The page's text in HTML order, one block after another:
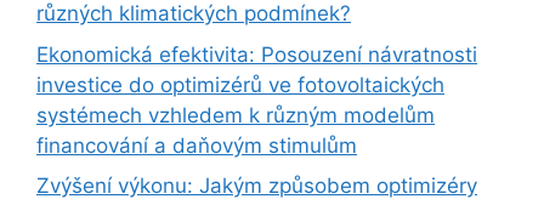
různých klimatických podmínek?
Ekonomická efektivita: Posouzení návratnosti
investice do optimizérů ve fotovoltaických
systémech vzhledem k různým modelům
financování a daňovým stimulům
Zvýšení výkonu: Jakým způsobem optimizéry